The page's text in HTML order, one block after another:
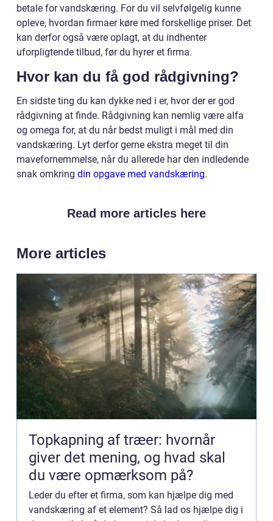
betale for vandskæring. For du vil selvfølgelig kunne
opleve, hvordan firmaer køre med forskellige priser. Det
kan derfor også være oplagt, at du indhenter
uforpligtende tilbud, før du hyrer et firma.
Hvor kan du få god rådgivning?
En sidste ting du kan dykke ned i er, hvor der er god
rådgivning at finde. Rådgivning kan nemlig være alfa
og omega for, at du når bedst muligt i mål med din
vandskæring. Lyt derfor gerne ekstra meget til din
mavefornemmelse, når du allerede har den indledende
snak omkring din opgave med vandskæring.
Read more articles here
More articles
Topkapning af træer: hvornår
giver det mening, og hvad skal
du være opmærksom på?
Leder du efter et firma, som kan hjælpe dig med
vandskæring af et element? Så lad os hjælpe dig i